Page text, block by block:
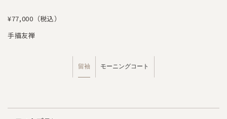
¥77,000（税込）
手描友禅
留袖 モーニングコート